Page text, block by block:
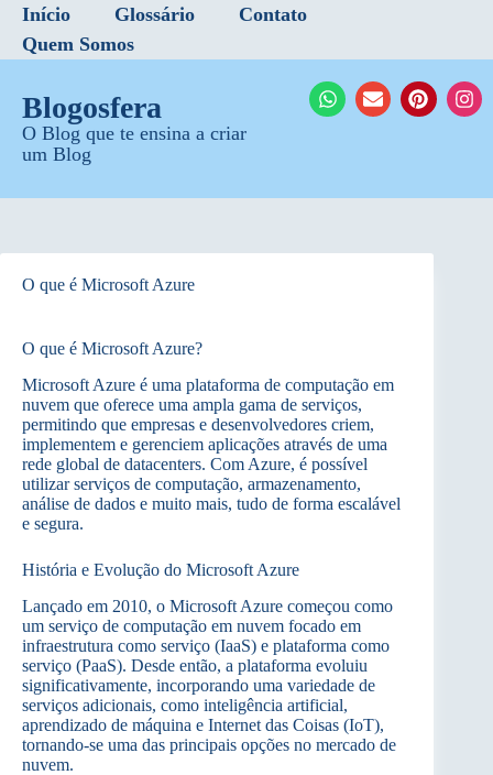
Início Glossário
Contato
Quem Somos
Blogosfera
O Blog que te ensina a criar
um Blog
O que é Microsoft Azure
O que é Microsoft Azure?
Microsoft Azure é uma plataforma de computação em
nuvem que oferece uma ampla gama de serviços,
permitindo que empresas e desenvolvedores criem,
implementem e gerenciem aplicações através de uma
rede global de datacenters. Com Azure, é possível
utilizar serviços de computação, armazenamento,
análise de dados e muito mais, tudo de forma escalável
e segura.
História e Evolução do Microsoft Azure
Lançado em 2010, o Microsoft Azure começou como
um serviço de computação em nuvem focado em
infraestrutura como serviço (IaaS) e plataforma como
serviço (PaaS). Desde então, a plataforma evoluiu
significativamente, incorporando uma variedade de
serviços adicionais, como inteligência artificial,
aprendizado de máquina e Internet das Coisas (IoT),
tornando-se uma das principais opções no mercado de
nuvem.